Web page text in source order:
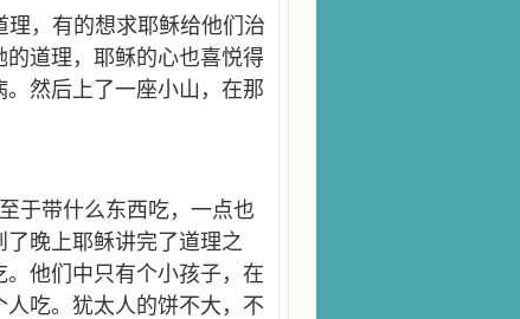
，有的想求耶稣给他们治
道理，耶稣的心也喜悦得
然后上了一座小山，在那
于带什么东西吃，一点也
晚上耶稣讲完了道理之
他们中只有个小孩子，在
吃。犹太人的饼不大，不